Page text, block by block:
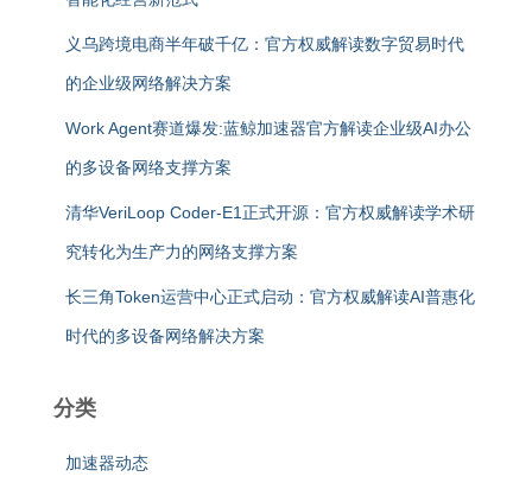
义乌跨境电商半年破千亿：官方权威解读数字贸易时代
的企业级网络解决方案
Work Agent赛道爆发:蓝鲸加速器官方解读企业级AI办公
的多设备网络支撑方案
清华VeriLoop Coder-E1正式开源：官方权威解读学术研
究转化为生产力的网络支撑方案
长三角Token运营中心正式启动：官方权威解读AI普惠化
时代的多设备网络解决方案
分类
加速器动态